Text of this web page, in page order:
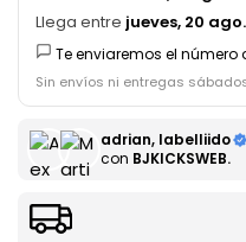
Llega entre jueves, 20 ago.
Te enviaremos el número
Sin envíos ni entregas
adrian, labelliido
con BJKICKSWEB.